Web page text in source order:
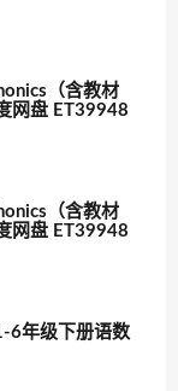
（含教材
网盘 ET39948
（含教材
网盘 ET39948
6年级下册语数